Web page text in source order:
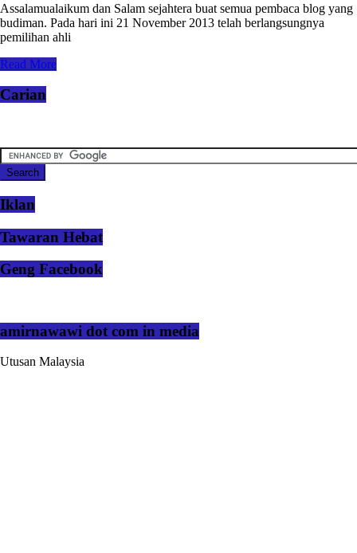
Assalamualaikum dan Salam sejahtera buat semua pembaca blog yang
budiman. Pada hari ini 21 November 2013 telah berlangsungnya
pemilihan ahli
Read More
Carian
Iklan
Tawaran Hebat
Geng Facebook
amirnawawi dot com in media
Utusan Malaysia